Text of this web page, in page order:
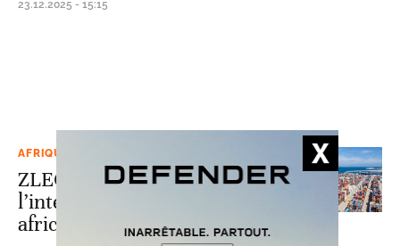
23.12.2025 - 15:15
AFRIQUE AUSTRALE
ZLECAf: 4 ans après,
l’intégration économique
africaine fait du surplace